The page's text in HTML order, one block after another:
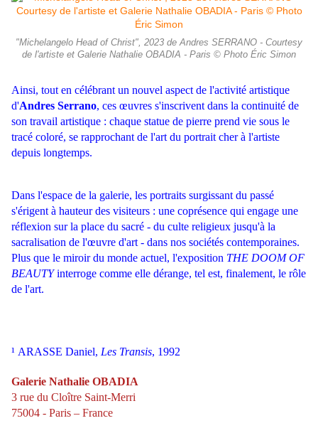
"Michelangelo Head of Christ", 2023 de Andres SERRANO - Courtesy
de l'artiste et Galerie Nathalie OBADIA - Paris © Photo Éric Simon
Ainsi, tout en célébrant un nouvel aspect de l'activité artistique
d'Andres Serrano, ces œuvres s'inscrivent dans la continuité de
son travail artistique : chaque statue de pierre prend vie sous le
tracé coloré, se rapprochant de l'art du portrait cher à l'artiste
depuis longtemps.
Dans l'espace de la galerie, les portraits surgissant du passé
s'érigent à hauteur des visiteurs : une coprésence qui engage une
réflexion sur la place du sacré - du culte religieux jusqu'à la
sacralisation de l'œuvre d'art - dans nos sociétés contemporaines.
Plus que le miroir du monde actuel, l'exposition THE DOOM OF
BEAUTYinterroge comme elle dérange, tel est, finalement, le rôle
de l'art.
¹ ARASSE Daniel, Les Transis, 1992
Galerie Nathalie OBADIA
3 rue du Cloître Saint-Merri
75004 - Paris – France